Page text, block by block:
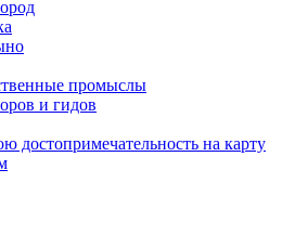
промыслы
и гидов
достопримечательность на карту